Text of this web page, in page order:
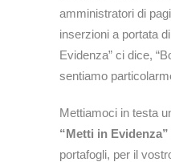
amministratori di
inserzioni a portata
Evidenza” ci dice,
sentiamo
Mettiamoci in testa
“Metti in
portafogli, per il